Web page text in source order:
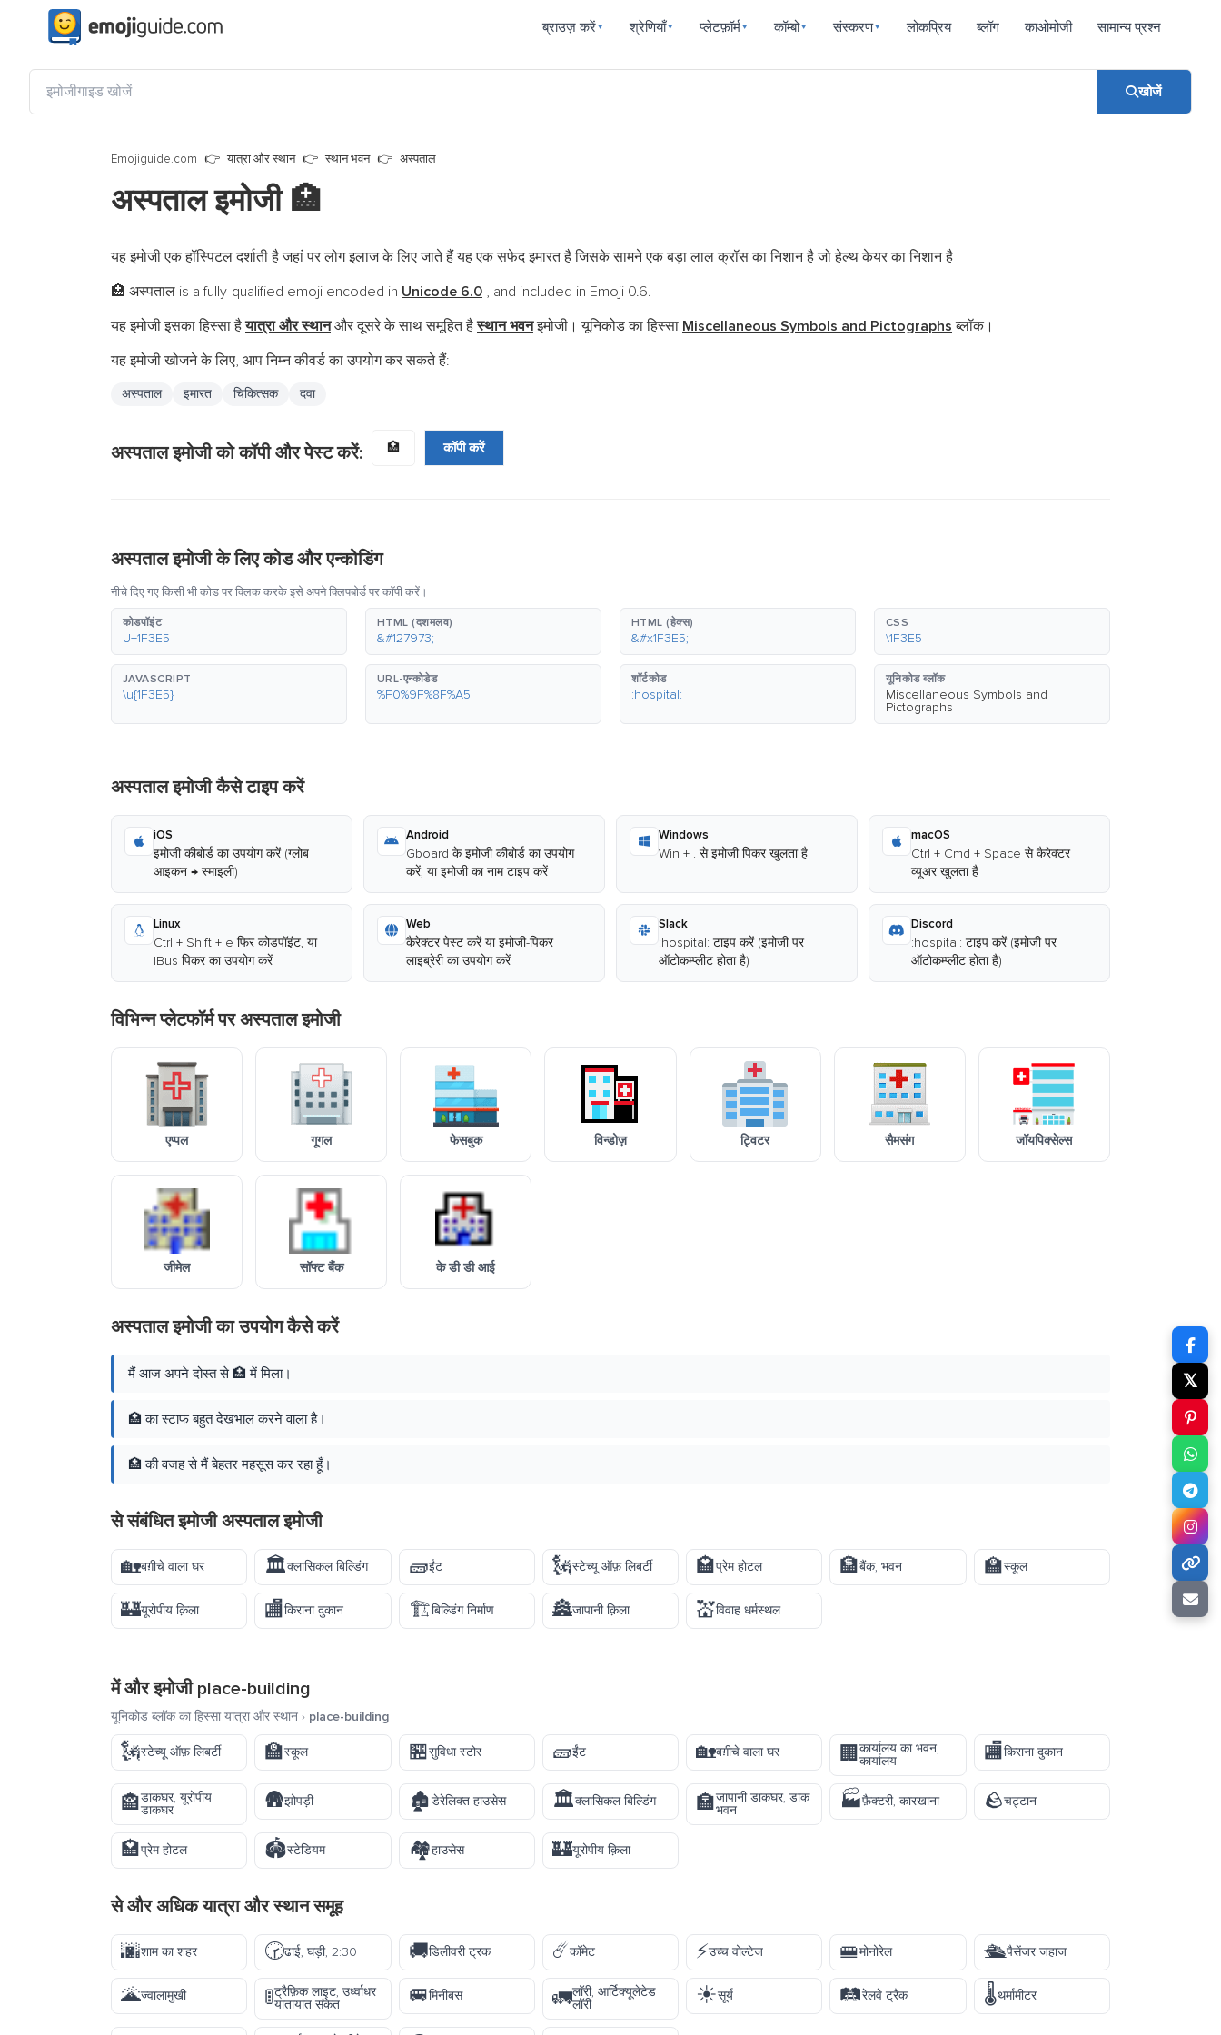
ब्राउज़ करें▾ श्रेणियाँ▾ प्लेटफ़ॉर्म▾ कॉम्बो▾ संस्करण▾ लोकप्रिय ब्लॉग काओमोजी सामान्य प्रश्न
खोजें
Emojiguide.com यात्रा और स्थान स्थान भवन अस्पताल
अस्पताल इमोजी 🏥
यह इमोजी एक हॉस्पिटल दर्शाती है जहां पर लोग इलाज के लिए जाते हैं यह एक सफेद इमारत है जिसके सामने एक बड़ा लाल क्रॉस का निशान है जो हेल्थ केयर का निशान है
🏥 अस्पताल is a fully-qualified emoji encoded in Unicode 6.0 , and included in Emoji 0.6.
यह इमोजी इसका हिस्सा हैयात्रा और स्थानऔर दूसरे के साथ समूहित हैस्थान भवनइमोजी। यूनिकोड का हिस्सा Miscellaneous Symbols and Pictographs ब्लॉक।
यह इमोजी खोजने के लिए, आप निम्न कीवर्ड का उपयोग कर सकते हैं:
अस्पताल इमारत चिकित्सक दवा
अस्पताल इमोजी को कॉपी और पेस्ट करें: 🏥 कॉपी करें
अस्पताल इमोजी के लिए कोड और एन्कोडिंग
नीचे दिए गए किसी भी कोड पर क्लिक करके इसे अपने क्लिपबोर्ड पर कॉपी करें।
कोडपॉइंट
U+1F3E5
HTML (दशमलव)
&#127973;
HTML (हेक्स)
&#x1F3E5;
CSS
\1F3E5
JAVASCRIPT
\u{1F3E5}
URL-एन्कोडेड
%F0%9F%8F%A5
शॉर्टकोड
:hospital:
यूनिकोड ब्लॉक
Miscellaneous Symbols and
Pictographs
अस्पताल इमोजी कैसे टाइप करें
iOS
इमोजी कीबोर्ड का उपयोग करें (ग्लोब
आइकन → स्माइली)
Android
Gboard के इमोजी कीबोर्ड का उपयोग
करें, या इमोजी का नाम टाइप करें
Windows
Win + . से इमोजी पिकर खुलता है
macOS
Ctrl + Cmd + Space से कैरेक्टर
व्यूअर खुलता है
Linux
Ctrl + Shift + e फिर कोडपॉइंट, या
IBus पिकर का उपयोग करें
Web
कैरेक्टर पेस्ट करें या इमोजी-पिकर
लाइब्रेरी का उपयोग करें
Slack
:hospital: टाइप करें (इमोजी पर
ऑटोकम्प्लीट होता है)
Discord
:hospital: टाइप करें (इमोजी पर
ऑटोकम्प्लीट होता है)
विभिन्न प्लेटफॉर्म पर अस्पताल इमोजी
एप्पल गूगल फेसबुक विन्डोज़ ट्विटर सैमसंग जॉयपिक्सेल्स
जीमेल सॉफ्ट बैंक के डी डी आई
अस्पताल इमोजी का उपयोग कैसे करें
मैं आज अपने दोस्त से 🏥 में मिला।
🏥 का स्टाफ बहुत देखभाल करने वाला है।
🏥 की वजह से मैं बेहतर महसूस कर रहा हूँ।
से संबंधित इमोजी अस्पताल इमोजी
🏡बग़ीचे वाला घर 🏛️क्लासिकल बिल्डिंग 🧱ईंट 🗽स्टेच्यू ऑफ़ लिबर्टी 🏩प्रेम होटल 🏦बैंक, भवन 🏫स्कूल
🏰यूरोपीय क़िला 🏬किराना दुकान 🏗️बिल्डिंग निर्माण 🏯जापानी क़िला 💒विवाह धर्मस्थल
में और इमोजी place-building
यूनिकोड ब्लॉक का हिस्सायात्रा और स्थान › place-building
🗽स्टेच्यू ऑफ़ लिबर्टी 🏫स्कूल 🏪सुविधा स्टोर 🧱ईंट 🏡बग़ीचे वाला घर 🏢कार्यालय का भवन,
कार्यालय
🏬किराना दुकान
🏤डाकघर, यूरोपीय
डाकघर
🛖झोपड़ी 🏚️डेरेलिक्त हाउसेस 🏛️क्लासिकल बिल्डिंग 🏣जापानी डाकघर, डाक
भवन
🏭फ़ैक्टरी, कारखाना 🪨चट्टान
🏩प्रेम होटल 🏟️स्टेडियम 🏘️हाउसेस 🏰यूरोपीय क़िला
से और अधिकयात्रा और स्थानसमूह
🌆शाम का शहर 🕝ढाई, घड़ी, 2:30 🚚डिलीवरी ट्रक ☄️कॉमेट ⚡उच्च वोल्टेज 🚝मोनोरेल 🛳️पैसेंजर जहाज
🌋ज्वालामुखी 🚦ट्रैफ़िक लाइट, उर्ध्वाधर
यातायात संकेत
🚐मिनीबस 🚛लॉरी, आर्टिक्यूलेटेड
लॉरी
☀️सूर्य 🛤️रेलवे ट्रैक 🌡️थर्मामीटर
𝕏